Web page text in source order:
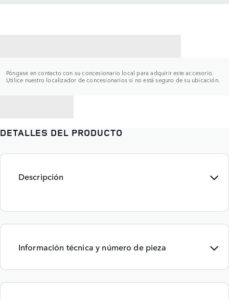
Póngase en contacto con su concesionario local para adquirir este accesorio.
Utilice nuestro localizador de concesionarios si no está seguro de su ubicación.
DETALLES DEL PRODUCTO
Descripción
Información técnica y número de pieza